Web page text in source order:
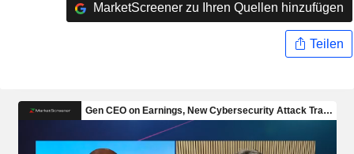
MarketScreener zu Ihren Quellen hinzufügen
Teilen